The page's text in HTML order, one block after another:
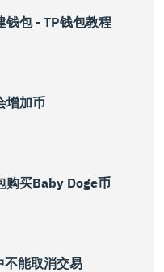
钱包 - TP钱包教程
增加币
购买Baby Doge币
不能取消交易